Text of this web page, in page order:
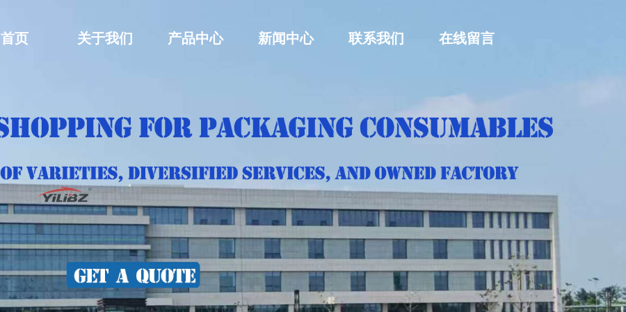
首页 关于我们 产品中心 新闻中心 联系我们 在线留言